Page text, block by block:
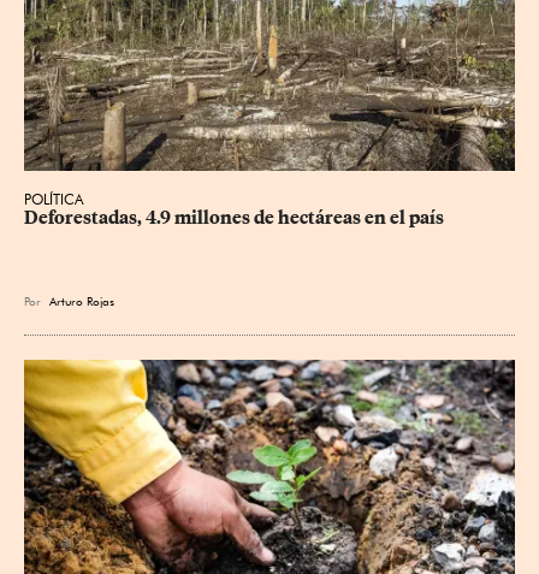
POLÍTICA
Deforestadas, 4.9 millones de hectáreas en el país
Por Arturo Rojas